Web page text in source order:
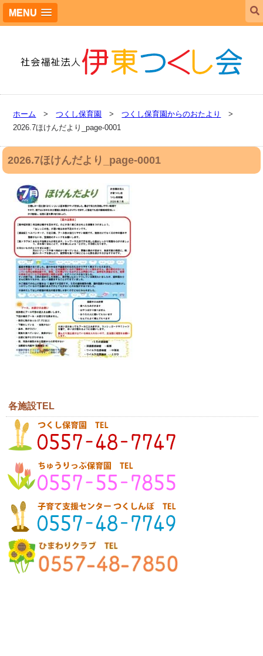
MENU
ホーム >つくし保育園 >つくし保育園からのおたより
>
2026.7ほけんだより_page-0001
2026.7ほけんだより_page-0001
各施設TEL